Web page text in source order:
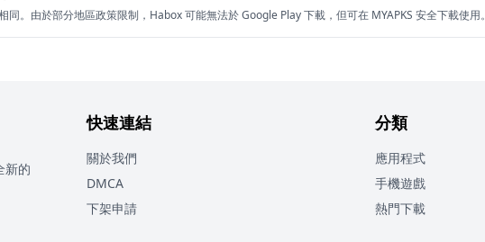
同。由於部分地區政策限制，Habox 可能無法於 Google Play 下載，但可在 MYAPKS 安全下載使用。
新的
快速連結
關於我們
DMCA
下架申請
分類
應用程式
手機遊戲
熱門下載